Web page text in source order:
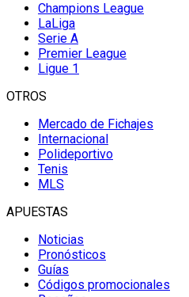
Champions League
LaLiga
Serie A
Premier League
Ligue 1
OTROS
Mercado de Fichajes
Internacional
Polideportivo
Tenis
MLS
APUESTAS
Noticias
Pronósticos
Guías
Códigos promocionales